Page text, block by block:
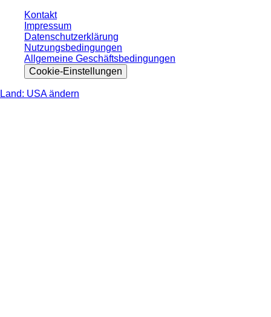
Kontakt
Impressum
Datenschutzerklärung
Nutzungsbedingungen
Allgemeine Geschäftsbedingungen
Cookie-Einstellungen
Land: USA ändern